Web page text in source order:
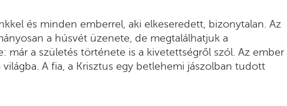
és minden emberrel, aki elkeseredett, bizonytalan. Az
a húsvét üzenete, de megtalálhatjuk a
már a születés története is a kivetettségről szól. Az ember
A fia, a Krisztus egy betlehemi jászolban tudott